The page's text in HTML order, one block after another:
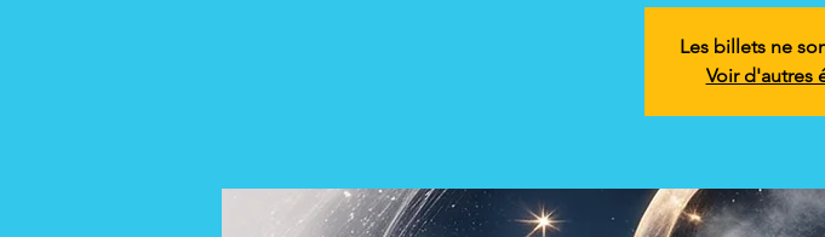
Les billets ne
Voir d'autres